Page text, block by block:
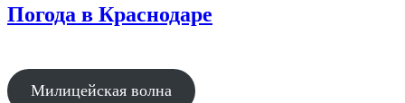
Погода в Краснодаре
Милицейская волна